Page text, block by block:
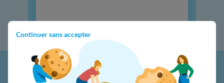
Continuer sans accepter